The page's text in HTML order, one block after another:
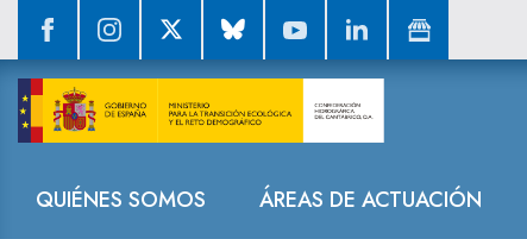
Navegación
QUIÉNES SOMOS ÁREAS DE ACTUACIÓN
Sala de prensa